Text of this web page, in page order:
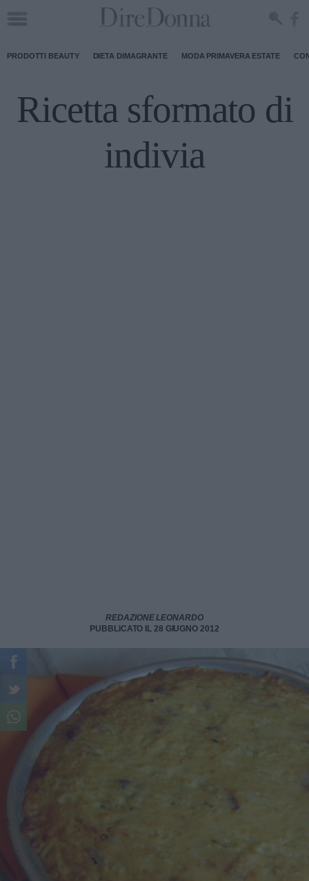
PRODOTTI BEAUTY DIETA DIMAGRANTE MODA PRIMAVERA ESTATE
Ricetta sformato di
indivia
REDAZIONE LEONARDO
PUBBLICATO IL 28 GIUGNO 2012